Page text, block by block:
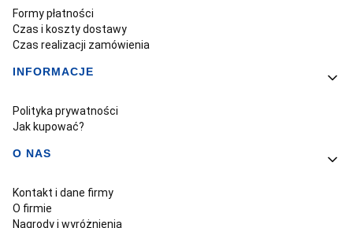
Formy płatności
Czas i koszty dostawy
Czas realizacji zamówienia
INFORMACJE
Polityka prywatności
Jak kupować?
O NAS
Kontakt i dane firmy
O firmie
Nagrody i wyróżnienia